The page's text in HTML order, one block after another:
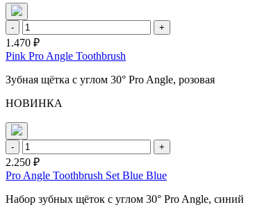
- +
1.470 ₽
Pink Pro Angle Toothbrush
Зубная щётка с углом 30° Pro Angle, розовая
НОВИНКА
- +
2.250 ₽
Pro Angle Toothbrush Set Blue Blue
Набор зубных щёток с углом 30° Pro Angle, синий